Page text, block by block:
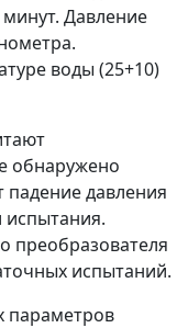
Давление
воды (25+10)
обнаружено
падение давления
преобразователя
испытаний.
параметров